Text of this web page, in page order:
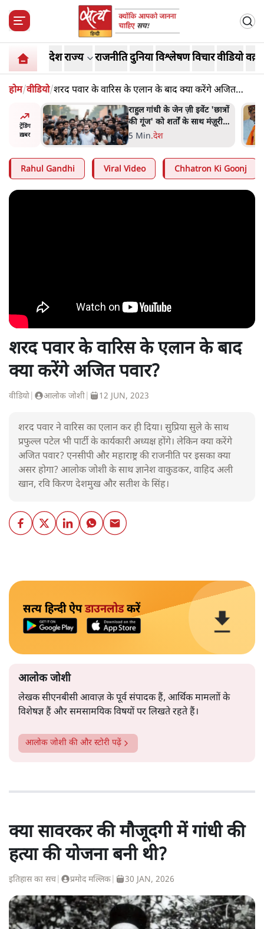
देशराज्य राजनीतिदुनियाविश्लेषणविचारवीडियो
होम/वीडियो/शरद पवार के वारिस के एलान के बाद क्या करेंगे अजित
पवार?
ट्रेंडिंग
ख़बर
राहुल गांधी के जेन ज़ी इवेंट 'छात्रों
की गूंज' को शर्तों के साथ मंज़ूरी
देना पड़ा
5 Min.देश
Rahul Gandhi Viral Video Chhatron Ki Goonj
शरद पवार के वारिस के एलान के बाद
क्या करेंगे अजित पवार?
वीडियो आलोक जोशी 12 JUN, 2023
शरद पवार ने वारिस का एलान कर ही दिया। सुप्रिया सुले के साथ
प्रफुल्ल पटेल भी पार्टी के कार्यकारी अध्यक्ष होंगे। लेकिन क्या करेंगे
अजित पवार? एनसीपी और महाराष्ट्र की राजनीति पर इसका क्या
असर होगा? आलोक जोशी के साथ ज्ञानेश वाकुडकर, वाहिद अली
खान, रवि किरण देशमुख और सतीश के सिंह।
सत्य हिन्दी ऐपडाउनलोडकरें
आलोक जोशी
लेखक सीएनबीसी आवाज़ के पूर्व संपादक हैं, आर्थिक मामलाों के
विशेषज्ञ हैं और समसामयिक विषयों पर लिखते रहते हैं।
आलोक जोशी की और स्टोरी पढ़ें
क्या सावरकर की मौजूदगी में गांधी की
हत्या की योजना बनी थी?
इतिहास का सच प्रमोद मल्लिक 30 JAN, 2026